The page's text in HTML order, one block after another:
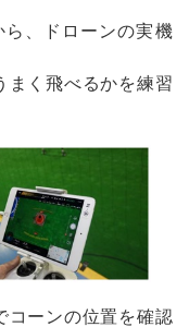
ら、ドローンの実機
まく飛べるかを練習
コーンの位置を確認